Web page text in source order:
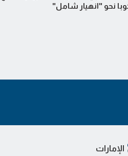
نحو "انهيار شامل"
الإمارات